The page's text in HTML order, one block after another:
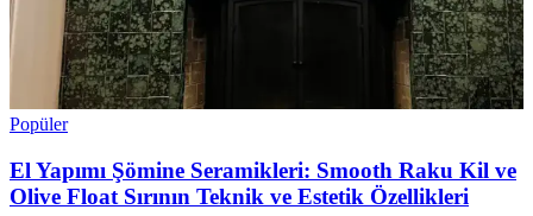
Popüler
El Yapımı Şömine Seramikleri: Smooth Raku Kil ve
Olive Float Sırının Teknik ve Estetik Özellikleri